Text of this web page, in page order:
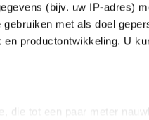
(bijv. uw IP-adres)
met als doel
productontwikkeling. U
die tot een paar meter
jaren ervaring in het
vervuld.”
doesport. Een